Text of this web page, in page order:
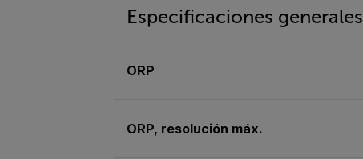
Especificaciones generales
ORP
ORP, resolución máx.